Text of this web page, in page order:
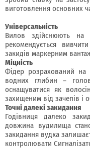
виготовлення основних
Універсальність
Вилов здійснюють на
рекомендується
закидів маркерним
Міцність
Фідер розрахований на
водних глибин –
оснащуватися як
захищеним від зачепів і
Точні далекі закидання
Годівниця далеко
довжина вудилища
закидання вудка
контролювати